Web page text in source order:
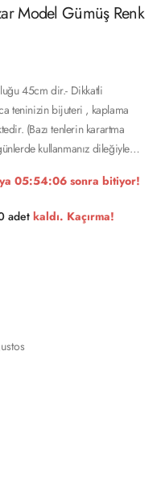
Model Gümüş Renk
45cm dir.- Dikkatli
teninizin bijuteri , kaplama
(Bazı tenlerin karartma
kullanmanız dileğiyle…
05:54:06 sonra bitiyor!
adetkaldı. Kaçırma!